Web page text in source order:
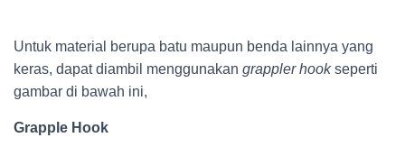
Untuk material berupa batu maupun benda lainnya yang
keras, dapat diambil menggunakan grappler hookseperti
gambar di bawah ini,
Grapple Hook